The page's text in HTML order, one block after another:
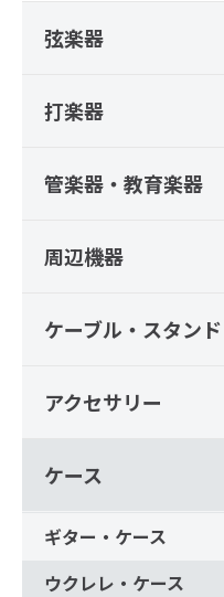
弦楽器
打楽器
管楽器・教育楽器
周辺機器
ケーブル・スタンド
アクセサリー
ケース
ギター・ケース
ウクレレ・ケース